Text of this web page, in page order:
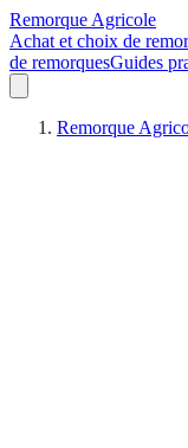
Remorque Agricole
Achat et choix de
de remorquesGuides
Remorque